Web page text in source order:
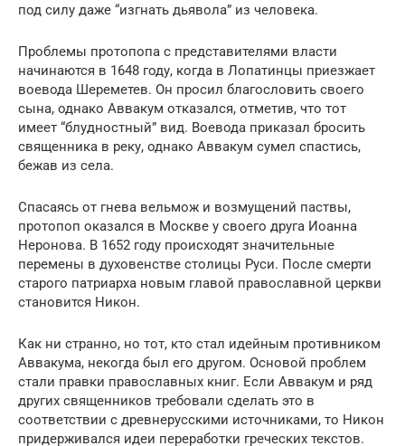
под силу даже “изгнать дьявола” из человека.
Проблемы протопопа с представителями власти
начинаются в 1648 году, когда в Лопатинцы приезжает
воевода Шереметев. Он просил благословить своего
сына, однако Аввакум отказался, отметив, что тот
имеет “блудностный” вид. Воевода приказал бросить
священника в реку, однако Аввакум сумел спастись,
бежав из села.
Спасаясь от гнева вельмож и возмущений паствы,
протопоп оказался в Москве у своего друга Иоанна
Неронова. В 1652 году происходят значительные
перемены в духовенстве столицы Руси. После смерти
старого патриарха новым главой православной церкви
становится Никон.
Как ни странно, но тот, кто стал идейным противником
Аввакума, некогда был его другом. Основой проблем
стали правки православных книг. Если Аввакум и ряд
других священников требовали сделать это в
соответствии с древнерусскими источниками, то Никон
придерживался идеи переработки греческих текстов.